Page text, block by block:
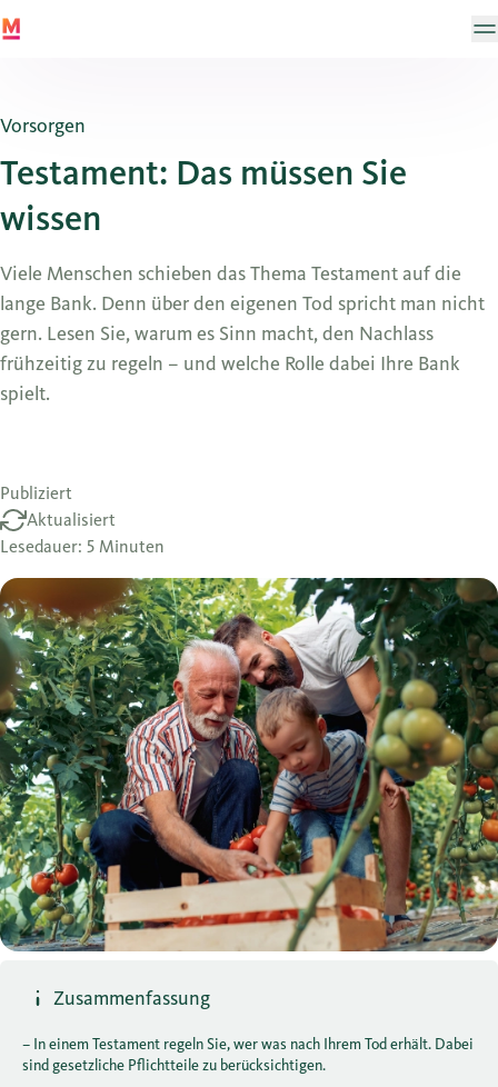
Vorsorgen
Testament: Das müssen Sie
wissen
Viele Menschen schieben das Thema Testament auf die
lange Bank. Denn über den eigenen Tod spricht man nicht
gern. Lesen Sie, warum es Sinn macht, den Nachlass
frühzeitig zu regeln – und welche Rolle dabei Ihre Bank
spielt.
Publiziert
Aktualisiert
Lesedauer: 5 Minuten
Zusammenfassung
– In einem Testament regeln Sie, wer was nach Ihrem Tod erhält. Dabei
sind gesetzliche Pflichtteile zu berücksichtigen.